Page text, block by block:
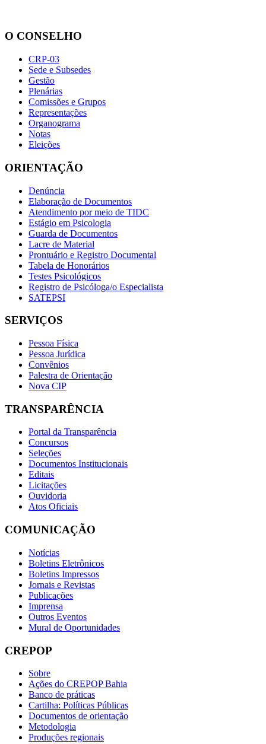
O CONSELHO
CRP-03
Sede e Subsedes
Gestão
Plenárias
Comissões e Grupos
Representações
Organograma
Notas
Eleições
ORIENTAÇÃO
Denúncia
Elaboração de Documentos
Atendimento por meio de TIDC
Estágio em Psicologia
Guarda de Documentos
Lacre de Material
Prontuário e Registro Documental
Tabela de Honorários
Testes Psicológicos
Registro de Psicóloga/o Especialista
SATEPSI
SERVIÇOS
Pessoa Física
Pessoa Jurídica
Convênios
Palestra de Orientação
Nova CIP
TRANSPARÊNCIA
Portal da Transparência
Concursos
Seleções
Documentos Institucionais
Editais
Licitações
Ouvidoria
Atos Oficiais
COMUNICAÇÃO
Notícias
Boletins Eletrônicos
Boletins Impressos
Jornais e Revistas
Publicações
Imprensa
Outros Eventos
Mural de Oportunidades
CREPOP
Sobre
Ações do CREPOP Bahia
Banco de práticas
Cartilha: Políticas Públicas
Documentos de orientação
Metodologia
Produções regionais